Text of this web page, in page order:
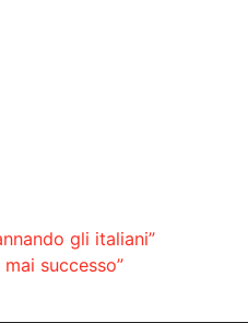
gli italiani”
successo”